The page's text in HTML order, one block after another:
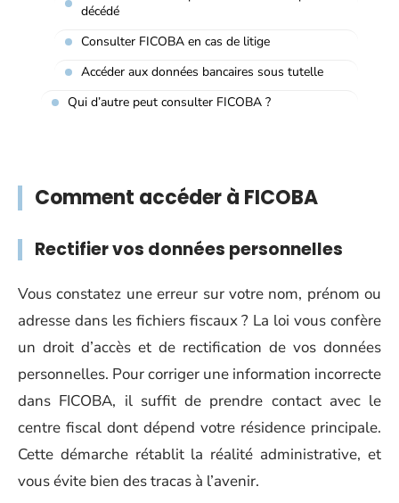
décédé
Consulter FICOBA en cas de litige
Accéder aux données bancaires sous tutelle
Qui d’autre peut consulter FICOBA ?
Comment accéder à FICOBA
Rectifier vos données personnelles
Vous constatez une erreur sur votre nom, prénom ou
adresse dans les fichiers fiscaux ? La loi vous confère
un droit d’accès et de rectification de vos données
personnelles. Pour corriger une information incorrecte
dans FICOBA, il suffit de prendre contact avec le
centre fiscal dont dépend votre résidence principale.
Cette démarche rétablit la réalité administrative, et
vous évite bien des tracas à l’avenir.